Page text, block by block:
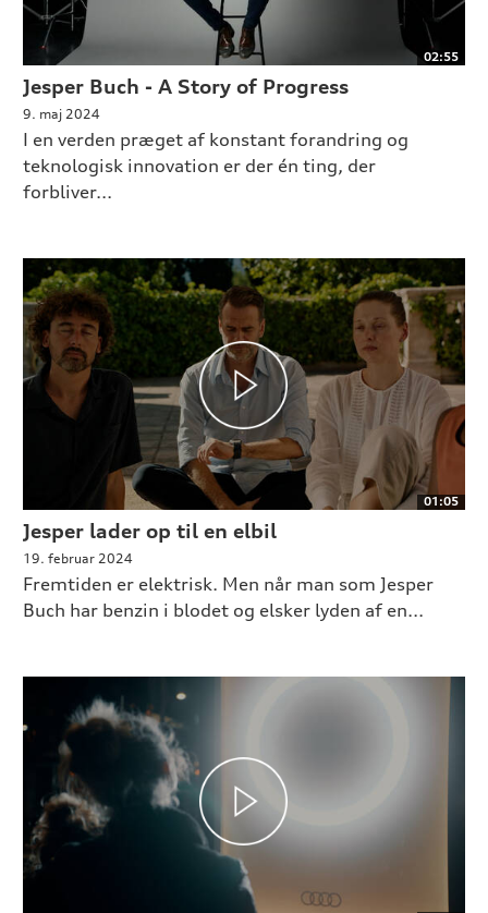
02:55
Jesper Buch - A Story of Progress
9. maj 2024
I en verden præget af konstant forandring og
teknologisk innovation er der én ting, der
forbliver...
01:05
Jesper lader op til en elbil
19. februar 2024
Fremtiden er elektrisk. Men når man som Jesper
Buch har benzin i blodet og elsker lyden af en...